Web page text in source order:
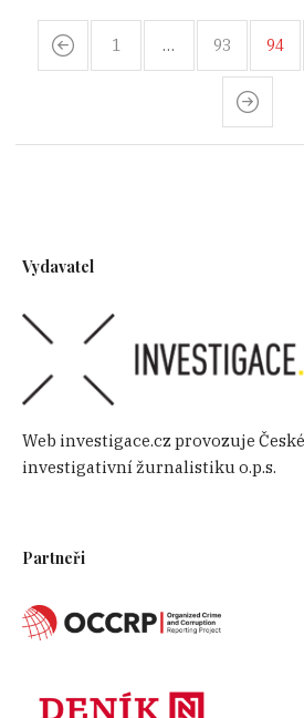
1 … 93 94
Vydavatel
Web investigace.cz provozuje
investigativní žurnalistiku o.p.s.
Partneři